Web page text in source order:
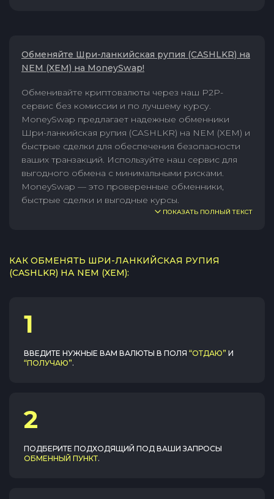
Обменяйте Шри-ланкийская рупия (CASHLKR) на
NEM (XEM) на MoneySwap!
Обменивайте криптовалюты через наш P2P-
сервис без комиссии и по лучшему курсу.
MoneySwap предлагает надежные обменники
Шри-ланкийская рупия (CASHLKR) на NEM (XEM) и
быстрые сделки для обеспечения безопасности
ваших транзакций. Используйте наш сервис для
выгодного обмена с минимальными рисками.
MoneySwap — это проверенные обменники,
быстрые сделки и выгодные курсы.
ПОКАЗАТЬ ПОЛНЫЙ ТЕКСТ
КАК ОБМЕНЯТЬ ШРИ-ЛАНКИЙСКАЯ РУПИЯ
(CASHLKR) НА NEM (XEM):
1
ВВЕДИТЕ НУЖНЫЕ ВАМ ВАЛЮТЫ В ПОЛЯ “ОТДАЮ” И
“ПОЛУЧАЮ”.
2
ПОДБЕРИТЕ ПОДХОДЯЩИЙ ПОД ВАШИ ЗАПРОСЫ
ОБМЕННЫЙ ПУНКТ.